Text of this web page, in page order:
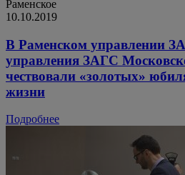
Раменское
10.10.2019
В Раменском управлении
управления ЗАГС
чествовали «золотых»
жизни
Подробнее